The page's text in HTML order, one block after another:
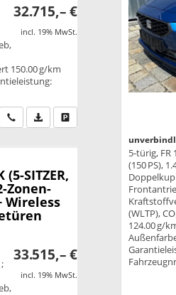
32.715,– €
incl. 19% MwSt.
150.00 g/km
Wir rufen Sie anPDF-Datei, Fahrzeugexposé
(5-SITZER,
Zonen-
Wireless
33.515,– €
incl. 19% MwSt.
5-türig, FR
(150 PS),
(WLTP),
124.00 g/